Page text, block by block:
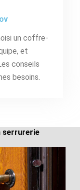
un coffre-
et
conseils
besoins.
serrurerie